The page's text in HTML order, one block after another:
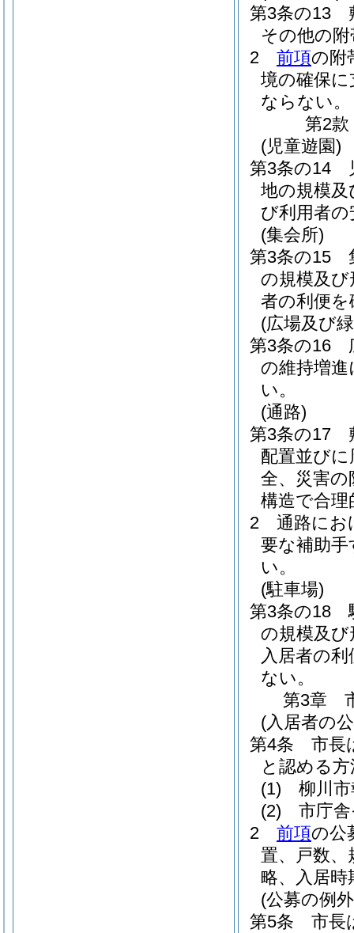
第3条の13
その他の
2
前項の附
境の確保
ならない。
第2款
(児童遊園)
第3条の14
地の規模
び利用者
(集会所)
第3条の15
の規模及
者の利便
(広場及び
第3条の16
の維持増
い。
(通路)
第3条の17
配置並び
全、災害
構造で合
2
通路にお
要な補助
い。
(駐車場)
第3条の18
の規模及
入居者の
ない。
第3章
(入居者の
第4条
市長
と認める
(1)
柳川
(2)
市庁
2
前項の公
置、戸数、
略、入居
(公募の例
第5条
市長